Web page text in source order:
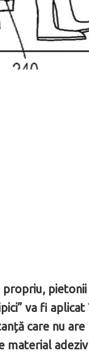
va fi
care nu
adeziv